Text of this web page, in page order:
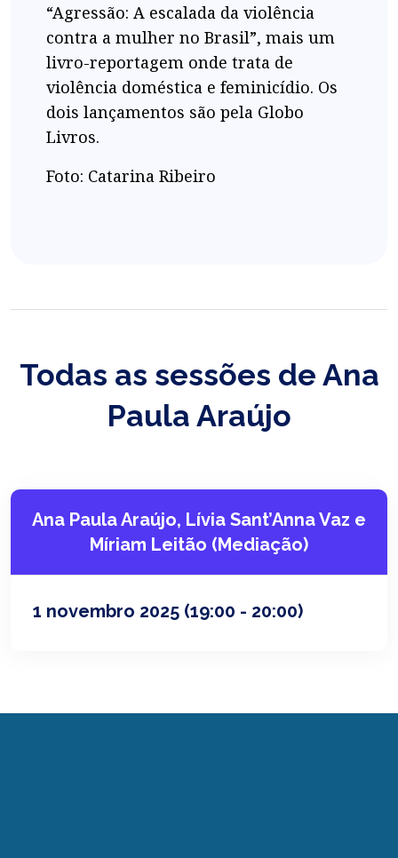
“Agressão: A escalada da violência
contra a mulher no Brasil”, mais um
livro-reportagem onde trata de
violência doméstica e feminicídio. Os
dois lançamentos são pela Globo
Livros.
Foto: Catarina Ribeiro
Todas as sessões de Ana
Paula Araújo
Ana Paula Araújo, Lívia Sant’Anna Vaz e
Míriam Leitão (Mediação)
1 novembro 2025 (19:00 - 20:00)